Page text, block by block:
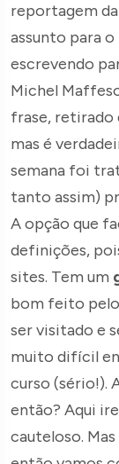
reportagem
assunto para
escrevendo
Michel
frase, retirado
mas é
semana foi
tanto assim)
A opção que
definições,
sites. Tem um
bom feito
ser visitado e
muito difícil
curso (sério!).
então? Aqui
cauteloso.